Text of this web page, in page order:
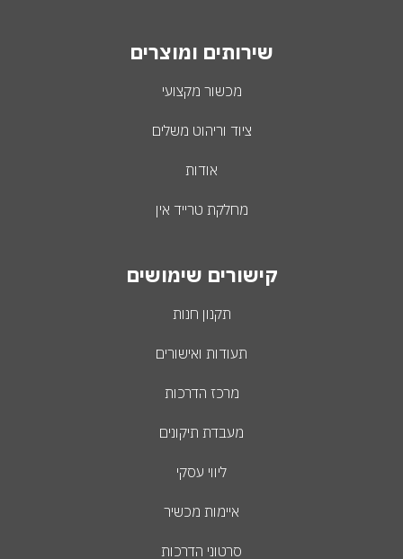
שירותים ומוצרים
מכשור מקצועי
ציוד וריהוט משלים
אודות
מחלקת טרייד אין
קישורים שימושים
תקנון חנות
תעודות ואישורים
מרכז הדרכות
מעבדת תיקונים
ליווי עסקי
איימות מכשיר
סרטוני הדרכות